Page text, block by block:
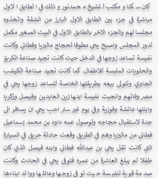
كان سكنا ومكتب للشيخ محمدنور وذلك في الطابق الاول
مباشرة في جزء بين الطابق الاول البارز من الشقة واتخذوه
مجلسا لهم والجزء الاخر بالطابق الاول في البيت الصغير مكمل
لدور المجلس واصبح يحي مطوفا لحجاج ماليزيا وفطاني وكانت
نفيسة تساعد زوجها في الدخل حيث كانت تجيد صناعة الكربؤ
والحلويات الملبسة للاطفال. كما كانت تجيد صناعة الكيشب
الجاوي وتتولى بيعه بطريقتها الخاصة لتساعد زوجها يحي في
مصروفاتهم وانجبت نفيسة ابنها زين العابدين وفيصل وزكريا
وابنتها عائشة وفوزية وفي يوم غير سار احب يحي ان يسافر الى
جدة لاستقبال حجاجه ولوصول عمه داود بن محمد إسماعيل
فطاني من ماليزيا وهم في الطريق وقعت حادثة حريق في السيارة
التي كانت تقل يحي بن عبدالله فطاني وابنه فيصل الذي كان
طفلا لم يبلغ العاشرة من عمره فتوفى يحي في الحادث وكانت
صدمة قوية لنفيسة حيث توفى زوجها وعائلها ووالد ابناءها